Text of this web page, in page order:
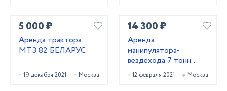
5 000 ₽
Аренда трактора
МТЗ 82 БЕЛАРУС
19 декабря 2021 Москва
14 300 ₽
Аренда
манипулятора-
вездехода 7 тонн
КАМАЗ
12 февраля 2021 Москва